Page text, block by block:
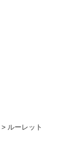
> ルーレット